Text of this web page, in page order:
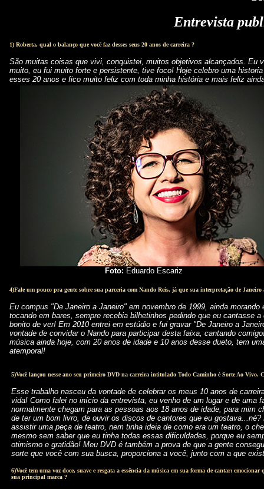
Entrevista
1) Roberta, qual o balanço que você faz desses seus 20 anos de carreira ?
São muitas coisas que vivi, conquistei, muitos objetivos alcançados. Eu
muito, eu fui muito forte e persistente, tive foco! Hoje celebro uma
esses 20 anos e fico muito feliz com toda minha história e mais feliz
Foto: Eduardo Escariz
4)Fale um pouco pra gente sobre sua parceria com Nando Reis, já que sua interpretação de
Eu compus "De Janeiro a Janeiro" em novembro de 1999, ainda
tocando em bares, sempre recebia bilhetinhos pedindo que eu cantasse
bonito de ver! Em 2010 entrei em estúdio e fui gravar "De Janeiro a
vontade de convidar o Nando para participar desta faixa, cantando
música ainda hoje, com 20 anos de idade e 10 anos desse dueto, tem
atemporal!
5)Você lançou nesse ano seu primeiro DVD na carreira intitulado Todo Caminho é Sorte Ao Vivo.
Esse trabalho nasceu da vontade de celebrar os meus 10 anos de
vida! Como falei no início da entrevista, eu venho de um lugar e de uma
normalmente chegam para as pessoas aos 18 anos de idade, para mim
de ter um bom livro, de ouvir os discos de cantores que eu gostava...né?
assistir uma peça de teatro, nem tinha ideia de como era um teatro, o
mesmo sem saber que eu tinha todas essas dificuldades, porque eu
otimismo e gratidão! Meu DVD é também a prova de que a gente
sorte que você com sua busca, proporciona a você, junto com a que
6)Você tem uma voz doce, suave e resgata a essência da música em sua forma de cantar:
sua principal marca ?